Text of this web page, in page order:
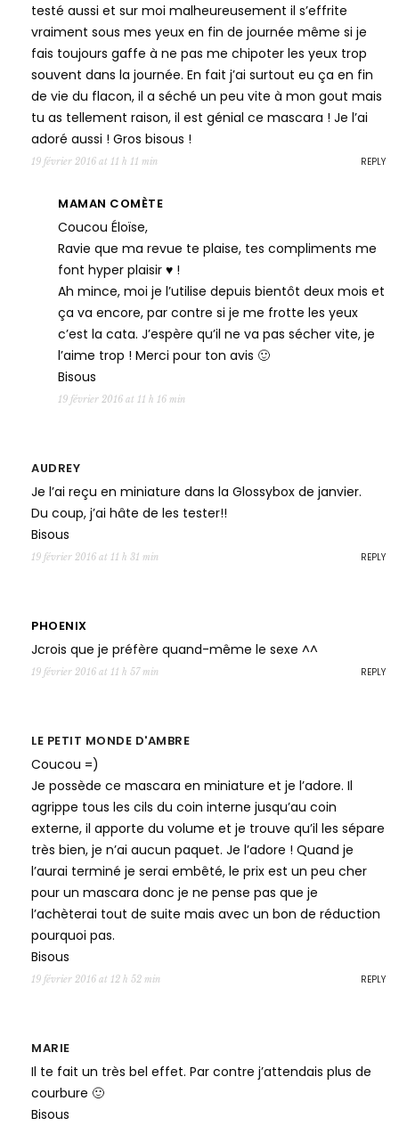
testé aussi et sur moi malheureusement il s’effrite
vraiment sous mes yeux en fin de journée même si je
fais toujours gaffe à ne pas me chipoter les yeux trop
souvent dans la journée. En fait j’ai surtout eu ça en fin
de vie du flacon, il a séché un peu vite à mon gout mais
tu as tellement raison, il est génial ce mascara ! Je l’ai
adoré aussi ! Gros bisous !
19 février 2016 at 11 h 11 min REPLY
MAMAN COMÈTE
Coucou Éloïse,
Ravie que ma revue te plaise, tes compliments me
font hyper plaisir ♥ !
Ah mince, moi je l’utilise depuis bientôt deux mois et
ça va encore, par contre si je me frotte les yeux
c’est la cata. J’espère qu’il ne va pas sécher vite, je
l’aime trop ! Merci pour ton avis 🙂
Bisous
19 février 2016 at 11 h 16 min
AUDREY
Je l’ai reçu en miniature dans la Glossybox de janvier.
Du coup, j’ai hâte de les tester!!
Bisous
19 février 2016 at 11 h 31 min REPLY
PHOENIX
Jcrois que je préfère quand-même le sexe ^^
19 février 2016 at 11 h 57 min REPLY
LE PETIT MONDE D'AMBRE
Coucou =)
Je possède ce mascara en miniature et je l’adore. Il
agrippe tous les cils du coin interne jusqu’au coin
externe, il apporte du volume et je trouve qu’il les sépare
très bien, je n’ai aucun paquet. Je l’adore ! Quand je
l’aurai terminé je serai embêté, le prix est un peu cher
pour un mascara donc je ne pense pas que je
l’achèterai tout de suite mais avec un bon de réduction
pourquoi pas.
Bisous
19 février 2016 at 12 h 52 min REPLY
MARIE
Il te fait un très bel effet. Par contre j’attendais plus de
courbure 🙂
Bisous